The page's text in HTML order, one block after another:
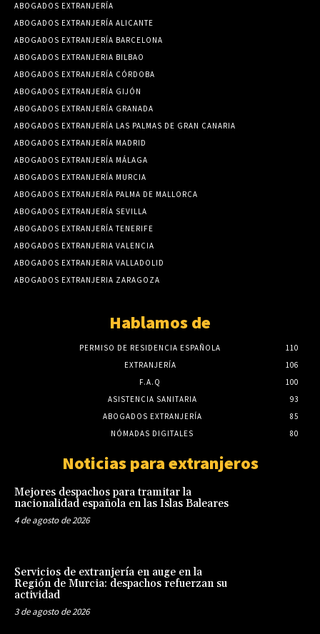
ABOGADOS EXTRANJERÍA
ABOGADOS EXTRANJERÍA ALICANTE
ABOGADOS EXTRANJERÍA BARCELONA
ABOGADOS EXTRANJERIA BILBAO
ABOGADOS EXTRANJERÍA CÓRDOBA
ABOGADOS EXTRANJERÍA GIJÓN
ABOGADOS EXTRANJERÍA GRANADA
ABOGADOS EXTRANJERÍA LAS PALMAS DE GRAN CANARIA
ABOGADOS EXTRANJERÍA MADRID
ABOGADOS EXTRANJERÍA MÁLAGA
ABOGADOS EXTRANJERÍA MURCIA
ABOGADOS EXTRANJERÍA PALMA DE MALLORCA
ABOGADOS EXTRANJERÍA SEVILLA
ABOGADOS EXTRANJERÍA TENERIFE
ABOGADOS EXTRANJERIA VALENCIA
ABOGADOS EXTRANJERIA VALLADOLID
ABOGADOS EXTRANJERIA ZARAGOZA
Hablamos de
PERMISO DE RESIDENCIA ESPAÑOLA
110
EXTRANJERÍA
106
F.A.Q
100
ASISTENCIA SANITARIA
93
ABOGADOS EXTRANJERÍA
85
NÓMADAS DIGITALES
80
Noticias para extranjeros
Mejores despachos para tramitar la
nacionalidad española en las Islas Baleares
4 de agosto de 2026
Servicios de extranjería en auge en la
Región de Murcia: despachos refuerzan su
actividad
3 de agosto de 2026